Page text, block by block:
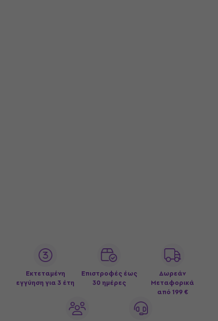
Εκτεταμένη
εγγύηση για 3 έτη
Επιστροφές έως
30 ημέρες
Δωρεάν
Μεταφορικά
από 199 €